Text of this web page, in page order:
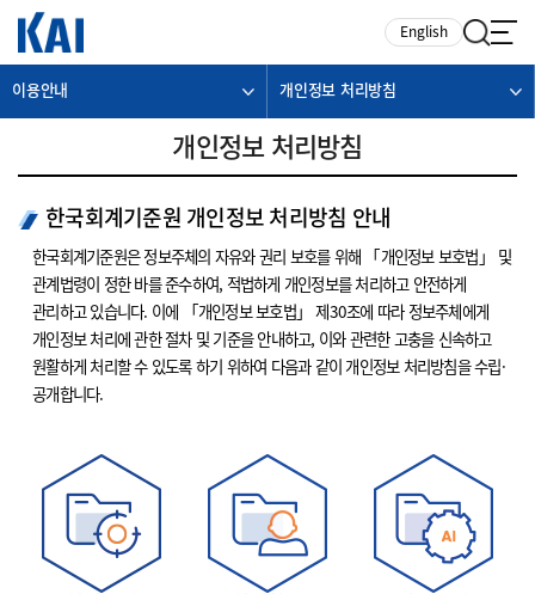
English
이용안내 개인정보 처리방침
개인정보 처리방침
한국회계기준원 개인정보 처리방침 안내
한국회계기준원은 정보주체의 자유와 권리 보호를 위해 「개인정보 보호법」 및
관계법령이 정한 바를 준수하여, 적법하게 개인정보를 처리하고 안전하게
관리하고 있습니다. 이에 「개인정보 보호법」 제30조에 따라 정보주체에게
개인정보 처리에 관한 절차 및 기준을 안내하고, 이와 관련한 고충을 신속하고
원활하게 처리할 수 있도록 하기 위하여 다음과 같이 개인정보 처리방침을 수립·
공개합니다.